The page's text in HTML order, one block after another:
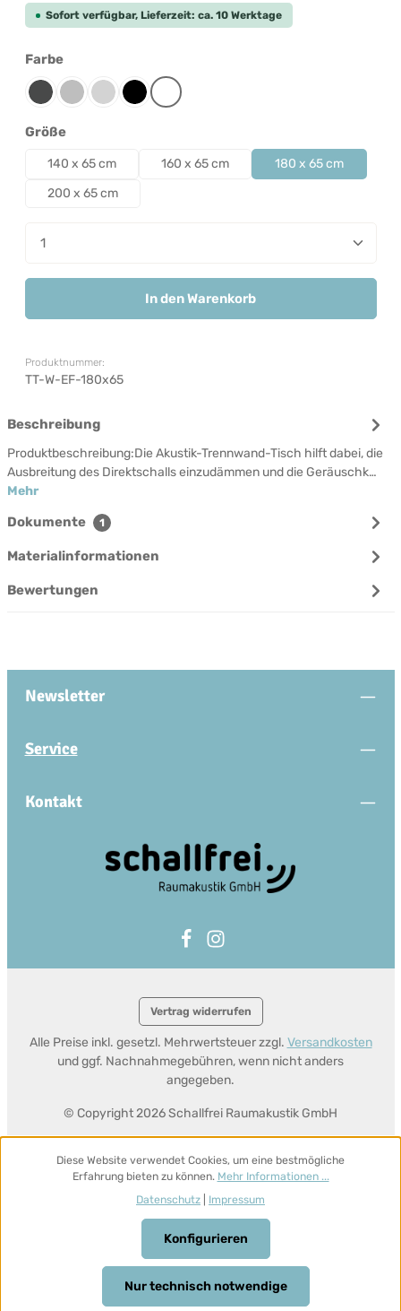
Sofort verfügbar, Lieferzeit: ca. 10 Werktage
Farbeauswählen
AnthrazitGrau-meliert
LichtgrauSchwarz
Weiß
Größeauswählen
140 x 65 cm 160 x 65 cm
180 x 65 cm
200 x 65 cm
Produkt Anzahl: Gib den gewünschten Wert ein
In den Warenkorb
Produktnummer:
TT-W-EF-180x65
Beschreibung
Produktbeschreibung:Die Akustik-Trennwand-Tisch hilft dabei, die
Ausbreitung des Direktschalls einzudämmen und die Geräuschk…
Mehr
Dokumente 1
Materialinformationen
Bewertungen
Newsletter
Service
Kontakt
Vertrag widerrufen
© Copyright 2026 Schallfrei Raumakustik GmbH
Alle Preise inkl. gesetzl. Mehrwertsteuer zzgl. Versandkosten
und ggf. Nachnahmegebühren, wenn nicht anders
angegeben.
Diese Website verwendet Cookies, um eine bestmögliche
Erfahrung bieten zu können. Mehr Informationen ...
Datenschutz
Impressum
Nur technisch notwendige
Konfigurieren